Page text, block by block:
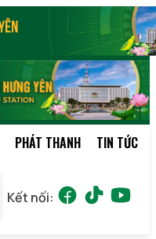
PHÁT THANH TIN TỨC
Kết nối: